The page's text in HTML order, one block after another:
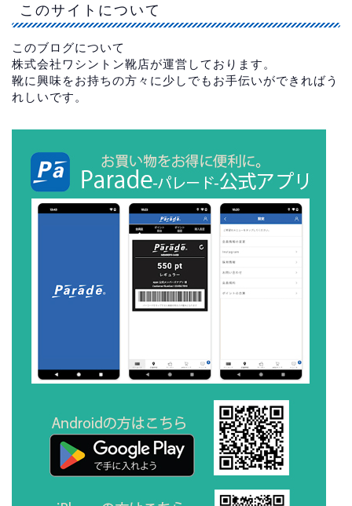
このサイトについて
このブログについて
株式会社ワシントン靴店が運営しております。
靴に興味をお持ちの方々に少しでもお手伝いができればう
れしいです。